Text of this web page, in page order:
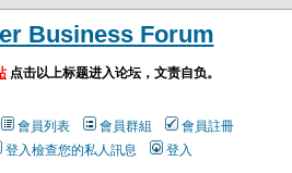
Business Forum
点击以上标题进入论坛，文责自负。
會員列表 會員群組
會員註冊
登入檢查您的私人訊息 登入